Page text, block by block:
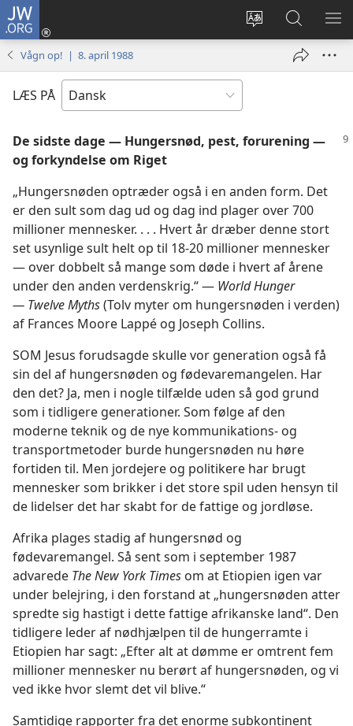
JW.ORG
Vælg
Log
på
vindue)
Søg
på
JW.ORG
VIS
Vågn op! | 8. april 1988
LÆS PÅ
De sidste dage — Hungersnød, pest, forurening —
og forkyndelse om Riget
„Hungersnøden optræder også i en anden form. Det
er den sult som dag ud og dag ind plager over 700
millioner mennesker. . . . Hvert år dræber denne stort
set usynlige sult helt op til 18-20 millioner mennesker
— over dobbelt så mange som døde i hvert af årene
under den anden verdenskrig.“ — World Hunger
— Twelve Myths(Tolv myter om hungersnøden i verden)
af Frances Moore Lappé og Joseph Collins.
SOM Jesus forudsagde skulle vor generation også få
sin del af hungersnøden og fødevaremangelen. Har
den det? Ja, men i nogle tilfælde uden så god grund
som i tidligere generationer. Som følge af den
moderne teknik og de nye kommunikations- og
transportmetoder burde hungersnøden nu høre
fortiden til. Men jordejere og politikere har brugt
mennesker som brikker i det store spil uden hensyn til
de lidelser det har skabt for de fattige og jordløse.
Afrika plages stadig af hungersnød og
fødevaremangel. Så sent som i september 1987
advarede The New York Times om at Etiopien igen var
under belejring, i den forstand at „hungersnøden atter
spredte sig hastigt i dette fattige afrikanske land“. Den
tidligere leder af nødhjælpen til de hungerramte i
Etiopien har sagt: „Efter alt at dømme er omtrent fem
millioner mennesker nu berørt af hungersnøden, og vi
ved ikke hvor slemt det vil blive.“
Samtidige rapporter fra det enorme subkontinent